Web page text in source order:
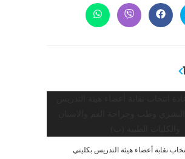
نقابة أعضاء هيئة التدريس بكليتي